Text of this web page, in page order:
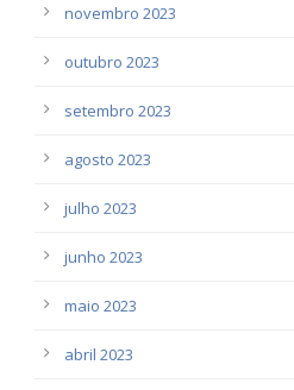
novembro 2023
outubro 2023
setembro 2023
agosto 2023
julho 2023
junho 2023
maio 2023
abril 2023